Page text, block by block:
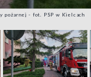
pożarnej - fot. PSP w Kielcach